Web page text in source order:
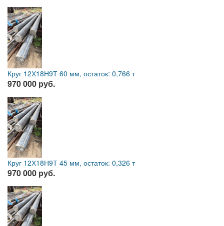
Круг 12Х18Н9Т 60 мм, остаток: 0,766 т
970 000 руб.
Круг 12Х18Н9Т 45 мм, остаток: 0,326 т
970 000 руб.